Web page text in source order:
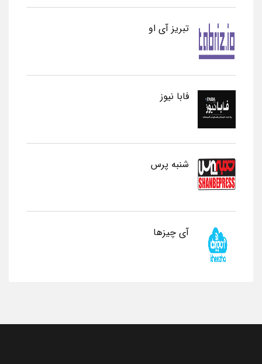
تبریز آی او
فابا نیوز
شنبه پرس
آی چیزها